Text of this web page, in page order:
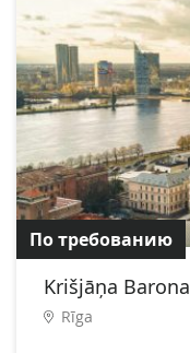
По требованию
Krišjāņa Barona
Rīga